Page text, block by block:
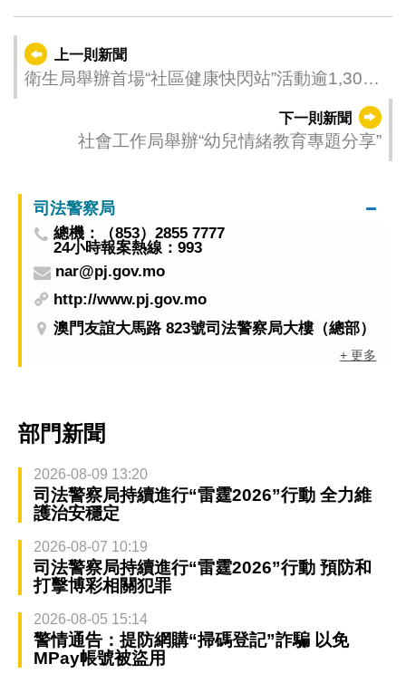
上一則新聞
衛生局舉辦首場“社區健康快閃站”活動逾1,300
下一則新聞
社會工作局舉辦“幼兒情緒教育專題分享”
司法警察局
總機：（853）2855 7777
24小時報案熱線：993
nar@pj.gov.mo
http://www.pj.gov.mo
澳門友誼大馬路 823號司法警察局大樓（總部）
+ 更多
部門新聞
2026-08-09 13:20
司法警察局持續進行“雷霆2026”行動 全力維
護治安穩定
2026-08-07 10:19
司法警察局持續進行“雷霆2026”行動 預防和
打擊博彩相關犯罪
2026-08-05 15:14
警情通告：提防網購“掃碼登記”詐騙 以免
MPay帳號被盜用